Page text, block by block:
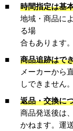
■
時間指定は基
地域・商品に
る場
合もあります
■
商品追跡はで
メーカーから
しできません。
■
返品・交換に
商品発送後は
かねます。運